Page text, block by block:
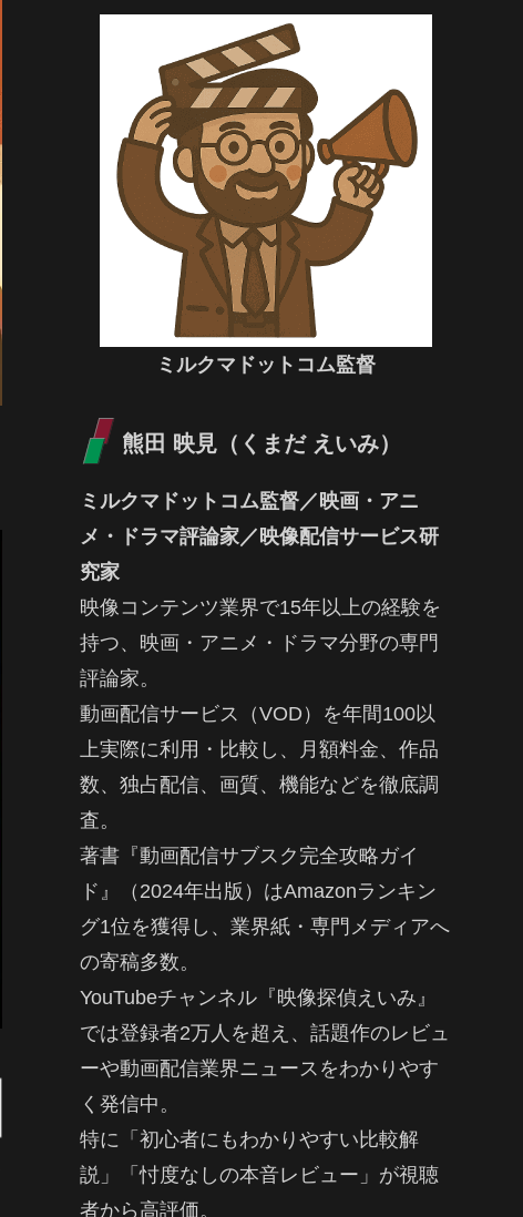
ミルクマドットコム監督
熊田 映見（くまだ えいみ）
ミルクマドットコム監督／映画・アニ
メ・ドラマ評論家／映像配信サービス研
究家
映像コンテンツ業界で15年以上の経験を
持つ、映画・アニメ・ドラマ分野の専門
評論家。
動画配信サービス（VOD）を年間100以
上実際に利用・比較し、月額料金、作品
数、独占配信、画質、機能などを徹底調
査。
著書『動画配信サブスク完全攻略ガイ
ド』（2024年出版）はAmazonランキン
グ1位を獲得し、業界紙・専門メディアへ
の寄稿多数。
YouTubeチャンネル『映像探偵えいみ』
では登録者2万人を超え、話題作のレビュ
ーや動画配信業界ニュースをわかりやす
く発信中。
特に「初心者にもわかりやすい比較解
説」「忖度なしの本音レビュー」が視聴
者から高評価。